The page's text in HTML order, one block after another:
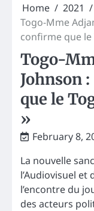
Home 2021
Togo-Mme
confirme que
Togo-
Johnson
que le
»
February 8,
La nouvelle
l’Audiovisuel et
l’encontre du
des acteurs